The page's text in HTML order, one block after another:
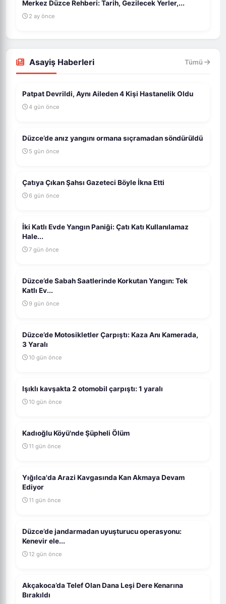
Merkez Düzce Rehberi: Tarih, Gezilecek Yerler,...
2 ay önce
Asayiş Haberleri Tümü
Patpat Devrildi, Aynı Aileden 4 Kişi Hastanelik Oldu
4 gün önce
Düzce’de anız yangını ormana sıçramadan söndürüldü
5 gün önce
Çatıya Çıkan Şahsı Gazeteci Böyle İkna Etti
6 gün önce
İki Katlı Evde Yangın Paniği: Çatı Katı Kullanılamaz
Hale...
7 gün önce
Düzce’de Sabah Saatlerinde Korkutan Yangın: Tek
Katlı Ev...
9 gün önce
Düzce’de Motosikletler Çarpıştı: Kaza Anı Kamerada,
3 Yaralı
10 gün önce
Işıklı kavşakta 2 otomobil çarpıştı: 1 yaralı
10 gün önce
Kadıoğlu Köyü'nde Şüpheli Ölüm
11 gün önce
Yığılca'da Arazi Kavgasında Kan Akmaya Devam
Ediyor
11 gün önce
Düzce’de jandarmadan uyuşturucu operasyonu:
Kenevir ele...
12 gün önce
Akçakoca’da Telef Olan Dana Leşi Dere Kenarına
Bırakıldı